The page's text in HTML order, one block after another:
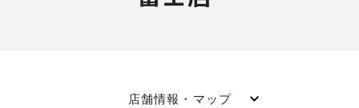
店舗情報・マップ